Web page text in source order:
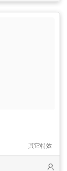
其它特效